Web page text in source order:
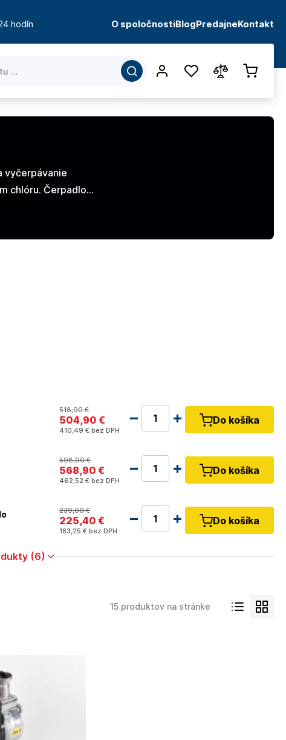
hodín O spoločnostiBlogPredajneKontakt
vyčerpávanie
chlóru. Čerpadlo…
518,90 €
504,90 €
410 ,49 € bez DPH
Do košíka
598,90 €
568,90 €
462 ,52 € bez DPH
Do košíka
239,00 €
225,40 €
183 ,25 € bez DPH
Do košíka
(6)
15 produktov na stránke